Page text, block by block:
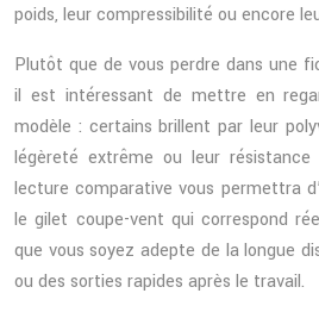
poids, leur compressibilité ou encore
Plutôt que de vous perdre dans une
il est intéressant de mettre en
modèle : certains brillent par leur
légèreté extrême ou leur
lecture comparative vous permettra
le gilet coupe-vent qui correspond
que vous soyez adepte de la longue
ou des sorties rapides après le travail.